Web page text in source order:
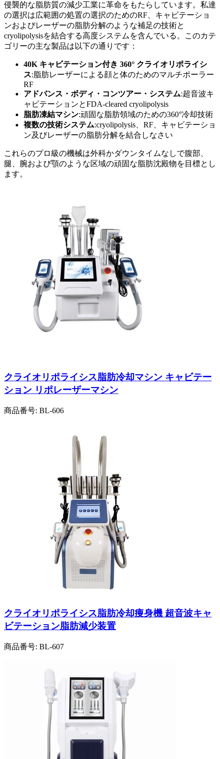
侵襲的な脂肪質の減少工業に革命をもたらしています。私達
の選択は広範囲の処置の選択のためのRF、キャビテーショ
ンおよびレーザーの脂肪分解のような補足の技術と
cryolipolysisを結合する高度システムを含んでいる。このカテ
ゴリーの主な製品は以下の通りです：
40K キャビテーション付き 360° クライオリポライシ
ス:脂肪レーザーによる顔と体のためのマルチポーラー
RF
アドバンス・ボディ・コンツアー・システム:超音波キ
ャビテーションとFDA-cleared cryolipolysis
脂肪凍結マシン:頑固な脂肪領域のための360°冷却技術
複数の技術システム:cryolipolysis、RF、キャビテーショ
ン及びレーザーの脂肪分解を結合しなさい
これらのプロ級の機械は外科かダウンタイムなしで腹部、
腿、腕および顎のような区域の頑固な脂肪沈殿物を目標とし
ます。
クライオリポライシス脂肪冷却マシン キャビテー
ション リポレーザーマシン
商品番号: BL-606
クライオリポライシス脂肪冷却痩身機 超音波キャ
ビテーション脂肪減少装置
商品番号: BL-607